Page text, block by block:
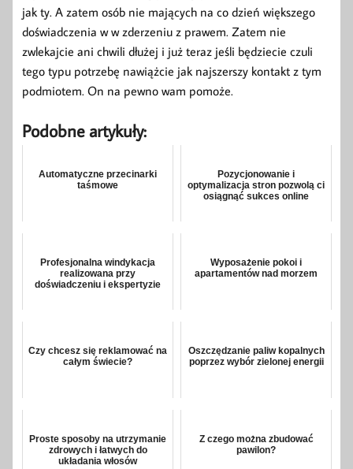
jak ty. A zatem osób nie mających na co dzień większego
doświadczenia w w zderzeniu z prawem. Zatem nie
zwlekajcie ani chwili dłużej i już teraz jeśli będziecie czuli
tego typu potrzebę nawiążcie jak najszerszy kontakt z tym
podmiotem. On na pewno wam pomoże.
Podobne artykuły:
Automatyczne przecinarki
taśmowe
Pozycjonowanie i
optymalizacja stron pozwolą ci
osiągnąć sukces online
Profesjonalna windykacja
realizowana przy
doświadczeniu i ekspertyzie
Wyposażenie pokoi i
apartamentów nad morzem
Czy chcesz się reklamować na
całym świecie?
Oszczędzanie paliw kopalnych
poprzez wybór zielonej energii
Proste sposoby na utrzymanie
zdrowych i łatwych do
układania włosów
Z czego można zbudować
pawilon?